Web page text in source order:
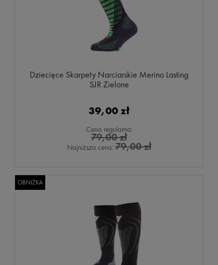
Dziecięce Skarpety Narciarskie Merino Lasting
SJR Zielone
39,00 zł
Cena regularna:
79,00 zł
Najniższa cena:79,00 zł
OBNIŻKA